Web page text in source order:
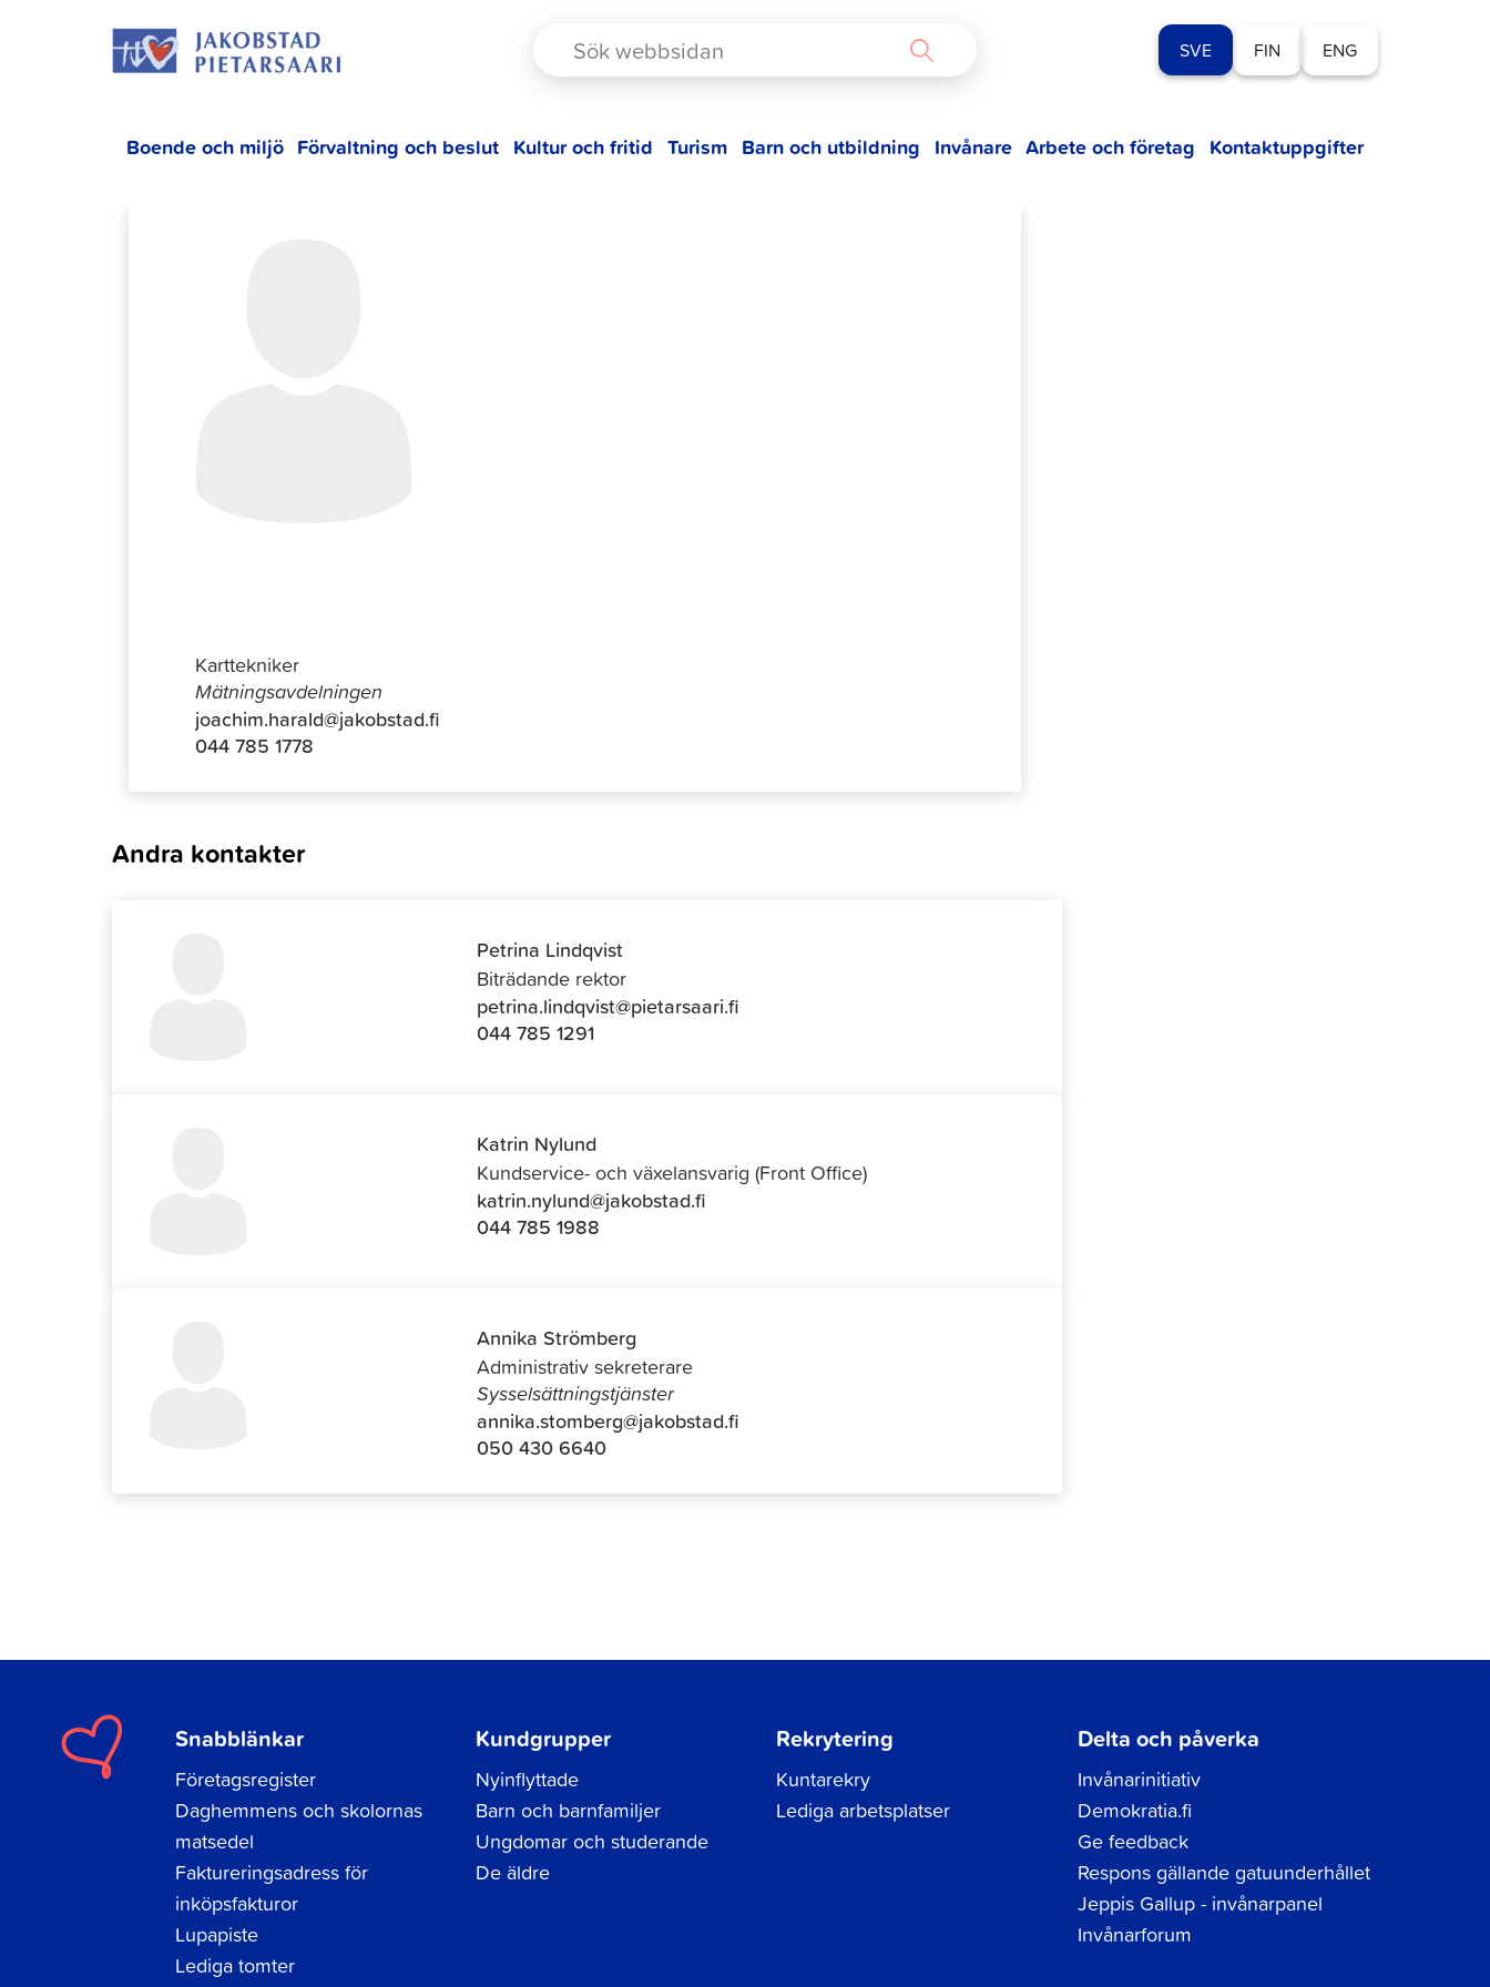
SVE FIN ENG
Boende och miljö Förvaltning och beslut Kultur och fritid Turism Barn och utbildning Invånare Arbete och företag Kontaktuppgifter
Karttekniker
Mätningsavdelningen
joachim.harald@jakobstad.fi
044 785 1778
Andra kontakter
Petrina Lindqvist
Biträdande rektor
petrina.lindqvist@pietarsaari.fi
044 785 1291
Katrin Nylund
Kundservice- och växelansvarig (Front Office)
katrin.nylund@jakobstad.fi
044 785 1988
Annika Strömberg
Administrativ sekreterare
Sysselsättningstjänster
annika.stomberg@jakobstad.fi
050 430 6640
Snabblänkar
Företagsregister
Daghemmens och skolornas
matsedel
Faktureringsadress för
inköpsfakturor
Lupapiste
Lediga tomter
Kundgrupper
Nyinflyttade
Barn och barnfamiljer
Ungdomar och studerande
De äldre
Rekrytering
Kuntarekry
Lediga arbetsplatser
Delta och påverka
Invånarinitiativ
Demokratia.fi
Ge feedback
Respons gällande gatuunderhållet
Jeppis Gallup - invånarpanel
Invånarforum